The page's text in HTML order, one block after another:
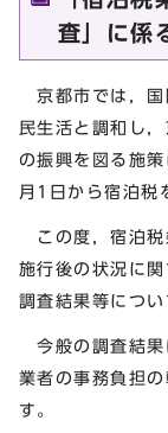
査」に係
京都市では，国
民生活と調和し
の振興を図る施
月1日から宿泊税
この度，宿泊税
施行後の状況に
調査結果等につい
今般の調査結果
業者の事務負担
す。